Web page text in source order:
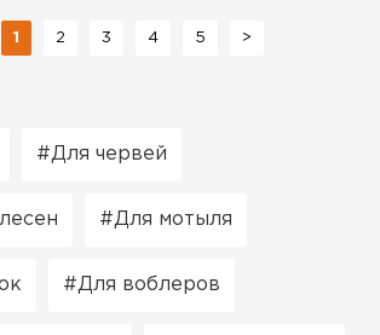
1 2 3 4 5 >
Для червей
Для мотыля
Для воблеров